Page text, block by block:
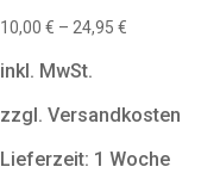
10,00 € – 24,95 €
inkl. MwSt.
zzgl. Versandkosten
Lieferzeit: 1 Woche